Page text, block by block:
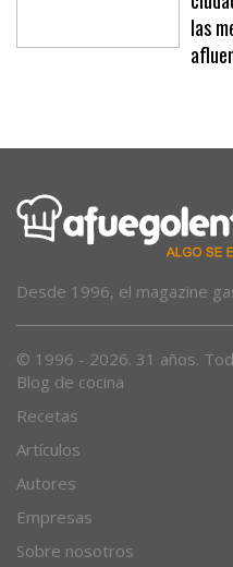
las
Blog de cocina
Recetas
Artículos
Autores
Empresas